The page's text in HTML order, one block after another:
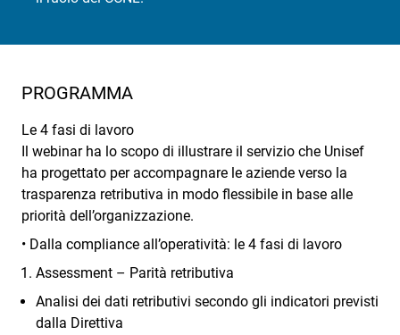
PROGRAMMA
Le 4 fasi di lavoro
Il webinar ha lo scopo di illustrare il servizio che Unisef
ha progettato per accompagnare le aziende verso la
trasparenza retributiva in modo flessibile in base alle
priorità dell’organizzazione.
• Dalla compliance all’operatività: le 4 fasi di lavoro
Assessment – Parità retributiva
Analisi dei dati retributivi secondo gli indicatori previsti
dalla Direttiva